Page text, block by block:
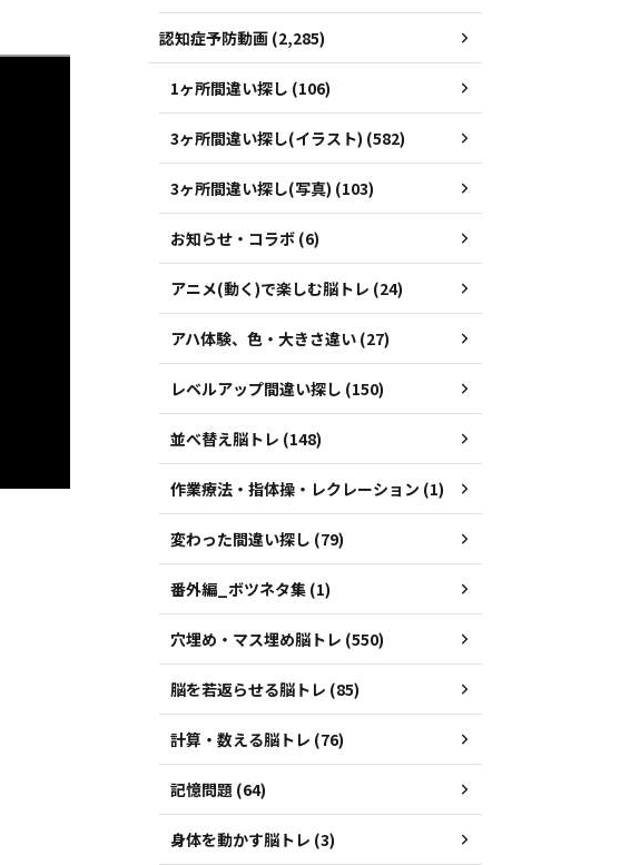
認知症予防動画 (2,285)
1ヶ所間違い探し (106)
3ヶ所間違い探し(イラスト) (582)
3ヶ所間違い探し(写真) (103)
お知らせ・コラボ (6)
アニメ(動く)で楽しむ脳トレ (24)
アハ体験、色・大きさ違い (27)
レベルアップ間違い探し (150)
並べ替え脳トレ (148)
作業療法・指体操・レクレーション (1)
変わった間違い探し (79)
番外編_ボツネタ集 (1)
穴埋め・マス埋め脳トレ (550)
脳を若返らせる脳トレ (85)
計算・数える脳トレ (76)
記憶問題 (64)
身体を動かす脳トレ (3)